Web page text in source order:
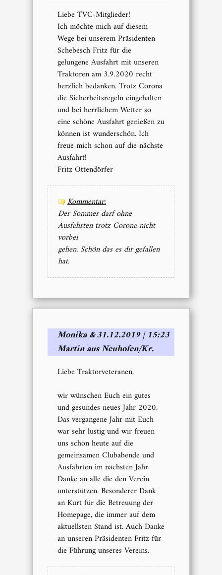
Liebe TVC-Mitglieder!
Ich möchte mich auf diesem
Wege bei unserem Präsidenten
Schebesch Fritz für die
gelungene Ausfahrt mit unseren
Traktoren am 3.9.2020 recht
herzlich bedanken. Trotz Corona
die Sicherheitsregeln eingehalten
und bei herrlichem Wetter so
eine schöne Ausfahrt genießen zu
können ist wunderschön. Ich
freue mich schon auf die nächste
Ausfahrt!
Fritz Ottendörfer
Kommentar:
Der Sommer darf ohne
Ausfahrten trotz Corona nicht
vorbei
gehen. Schön das es dir gefallen
hat.
31.12.2019 | 15:23
Monika &
Martin aus Neuhofen/Kr.
Liebe Traktorveteranen,
wir wünschen Euch ein gutes
und gesundes neues Jahr 2020.
Das vergangene Jahr mit Euch
war sehr lustig und wir freuen
uns schon heute auf die
gemeinsamen Clubabende und
Ausfahrten im nächsten Jahr.
Danke an alle die den Verein
unterstützen. Besonderer Dank
an Kurt für die Betreuung der
Homepage, die immer auf dem
aktuellsten Stand ist. Auch Danke
an unseren Präsidenten Fritz für
die Führung unseres Vereins.